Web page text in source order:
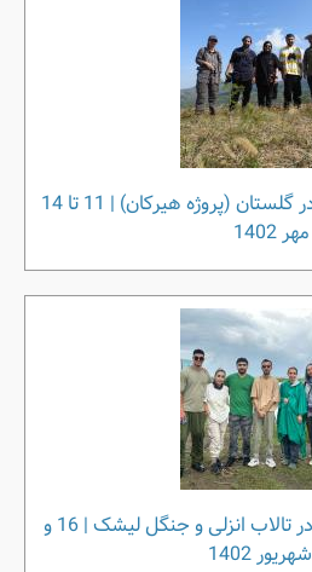
گزارش برنامه پرنده‌نگری در گلستان (پروژه هیرکان) | 11 تا 14
مهر 1402
گزارش برنامه پرنده‌نگری در تالاب انزلی و جنگل لیشک | 16 و